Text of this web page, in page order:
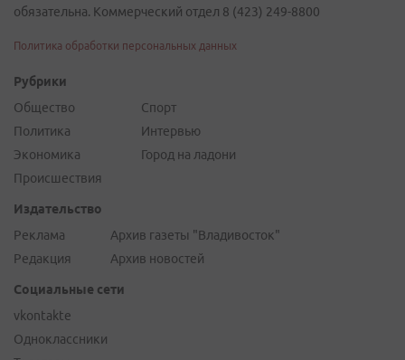
обязательна. Коммерческий отдел 8 (423) 249-8800
Политика обработки персональных данных
Рубрики
Общество
Политика
Экономика
Происшествия
Спорт
Интервью
Город на ладони
Издательство
Реклама
Редакция
Архив газеты "Владивосток"
Архив новостей
Социальные сети
vkontakte
Одноклассники